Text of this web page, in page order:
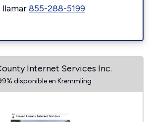
llamar855-288-5199
Internet Services Inc.
disponible en Kremmling